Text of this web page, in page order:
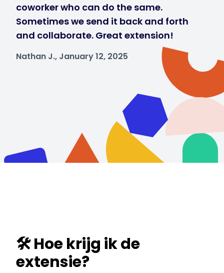
coworker who can do the same.
Sometimes we send it back and forth
and collaborate. Great extension!
Nathan J., January 12, 2025
🛠️ Hoe krijg ik de
extensie?